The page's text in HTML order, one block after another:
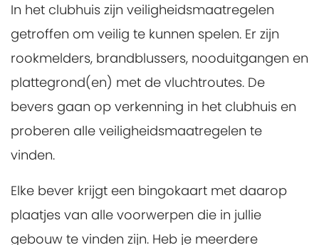
In het clubhuis zijn veiligheidsmaatregelen
getroffen om veilig te kunnen spelen. Er zijn
rookmelders, brandblussers, nooduitgangen en
plattegrond(en) met de vluchtroutes. De
bevers gaan op verkenning in het clubhuis en
proberen alle veiligheidsmaatregelen te
vinden.
Elke bever krijgt een bingokaart met daarop
plaatjes van alle voorwerpen die in jullie
gebouw te vinden zijn. Heb je meerdere